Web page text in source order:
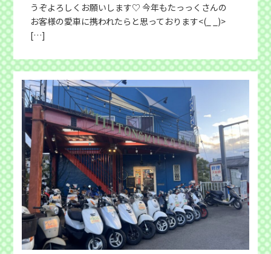
うぞよろしくお願いします♡ 今年もたっっくさんの
お客様の愛車に携われたらと思っております<(_ _)>
[…]